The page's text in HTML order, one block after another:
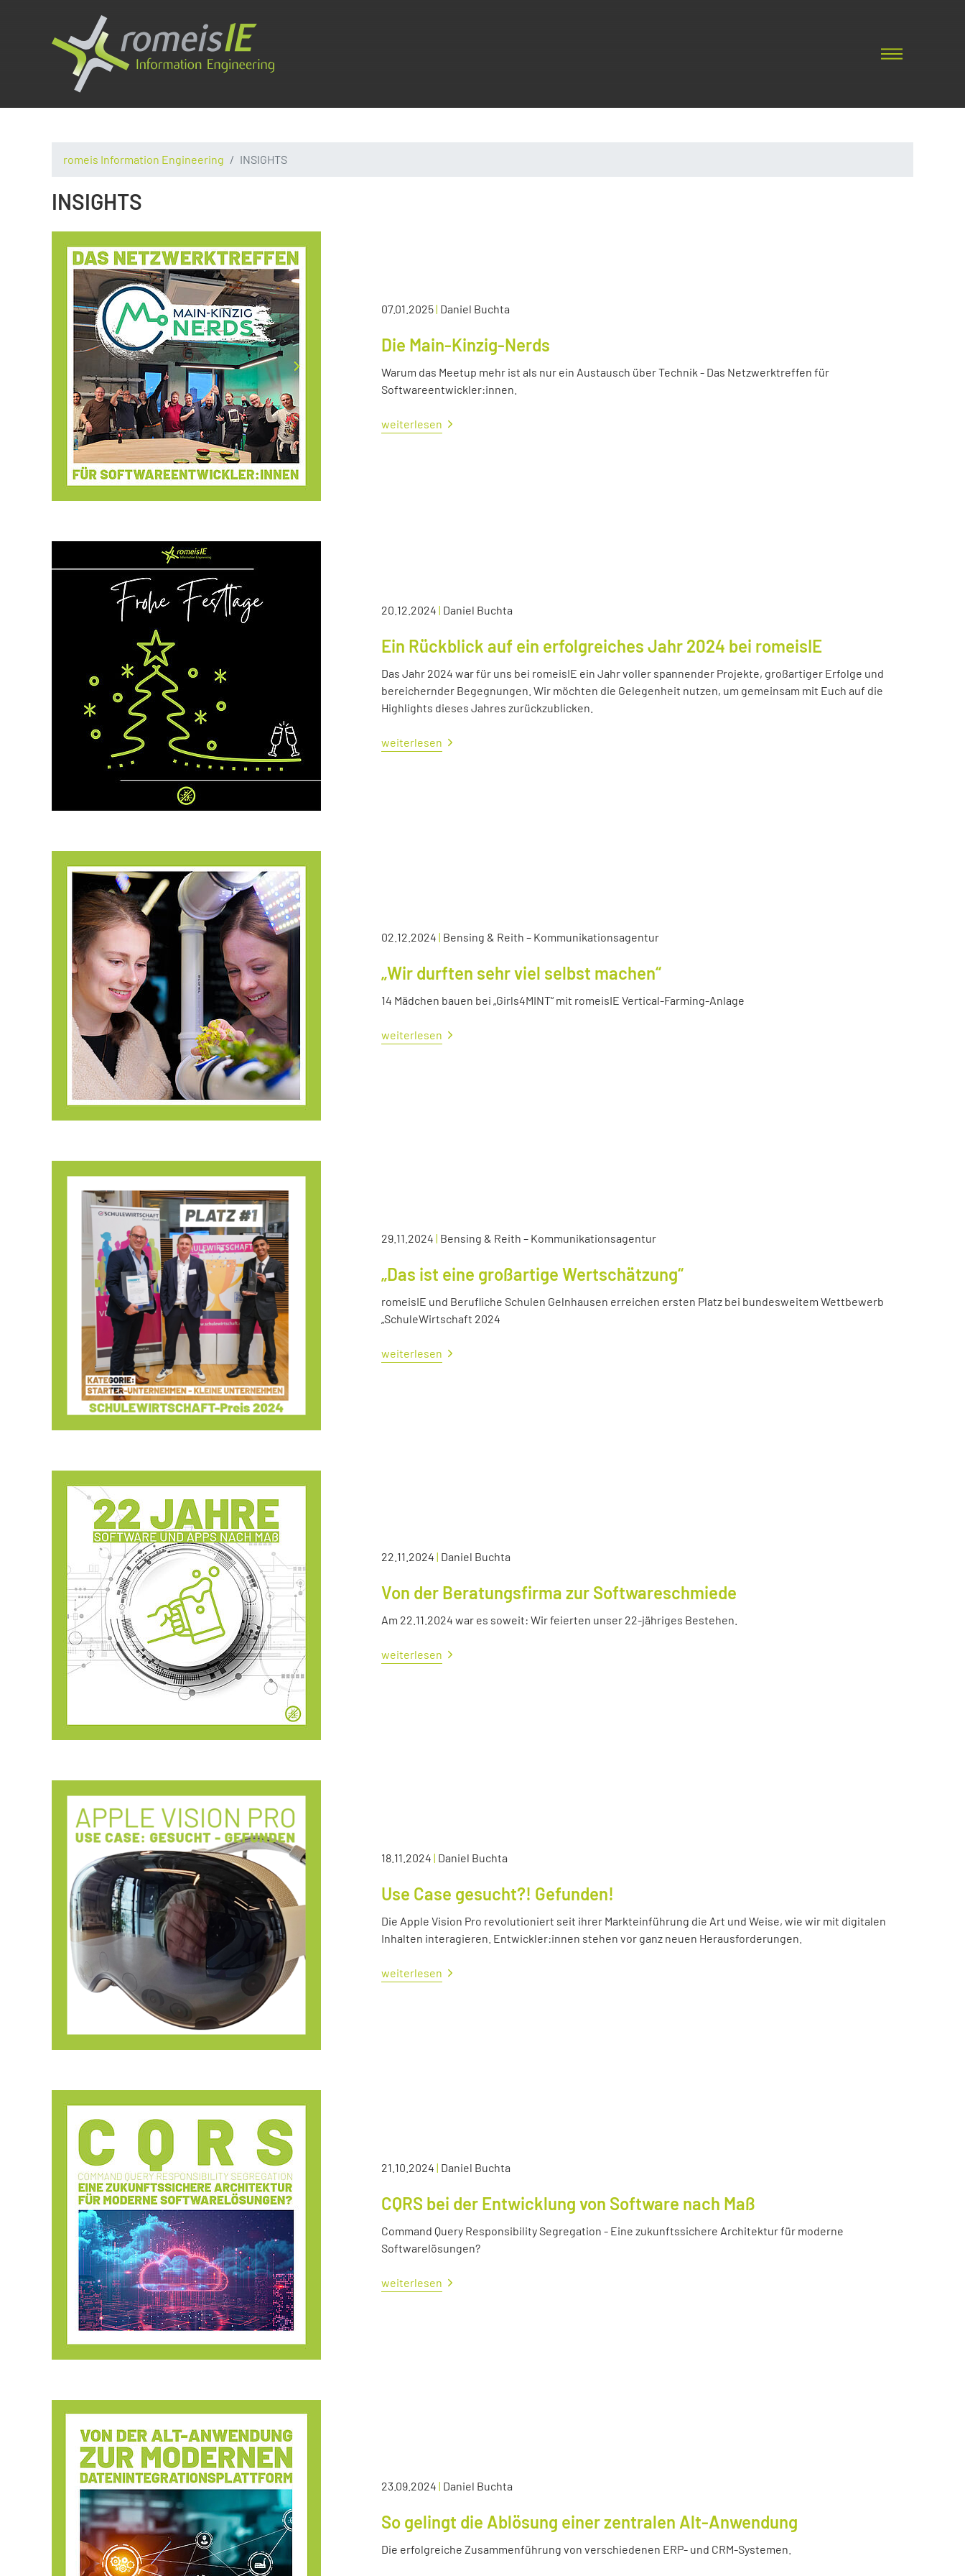
romeis Information Engineering INSIGHTS
INSIGHTS
07.01.2025| Daniel Buchta
Die Main-Kinzig-Nerds
Warum das Meetup mehr ist als nur ein Austausch über Technik - Das Netzwerktreffen für
Softwareentwickler:innen.
weiterlesen
20.12.2024 | Daniel Buchta
Ein Rückblick auf ein erfolgreiches Jahr 2024 bei romeisIE
Das Jahr 2024 war für uns bei romeisIE ein Jahr voller spannender Projekte, großartiger Erfolge und
bereichernder Begegnungen. Wir möchten die Gelegenheit nutzen, um gemeinsam mit Euch auf die
Highlights dieses Jahres zurückzublicken.
weiterlesen
02.12.2024 | Bensing & Reith – Kommunikationsagentur
„Wir durften sehr viel selbst machen“
14 Mädchen bauen bei „Girls4MINT“ mit romeisIE Vertical-Farming-Anlage
weiterlesen
29.11.2024 | Bensing & Reith – Kommunikationsagentur
„Das ist eine großartige Wertschätzung“
romeisIE und Berufliche Schulen Gelnhausen erreichen ersten Platz bei bundesweitem Wettbewerb
„SchuleWirtschaft 2024
weiterlesen
22.11.2024 | Daniel Buchta
Von der Beratungsfirma zur Softwareschmiede
Am 22.11.2024 war es soweit: Wir feierten unser 22-jähriges Bestehen.
weiterlesen
18.11.2024 | Daniel Buchta
Use Case gesucht?! Gefunden!
Die Apple Vision Pro revolutioniert seit ihrer Markteinführung die Art und Weise, wie wir mit digitalen
Inhalten interagieren. Entwickler:innen stehen vor ganz neuen Herausforderungen.
weiterlesen
21.10.2024 | Daniel Buchta
CQRS bei der Entwicklung von Software nach Maß
Command Query Responsibility Segregation - Eine zukunftssichere Architektur für moderne
Softwarelösungen?
weiterlesen
23.09.2024 | Daniel Buchta
So gelingt die Ablösung einer zentralen Alt-Anwendung
Die erfolgreiche Zusammenführung von verschiedenen ERP- und CRM-Systemen.